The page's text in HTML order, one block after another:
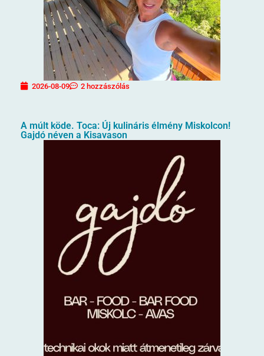
2026-08-09 2 hozzászólás
A múlt köde. Toca: Új kulináris élmény Miskolcon!
Gajdó néven a Kisavason